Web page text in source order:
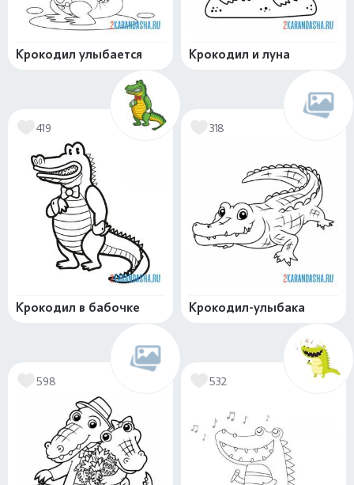
Крокодил улыбается Крокодил и луна
419
Крокодил в бабочке
318
Крокодил-улыбака
598 532